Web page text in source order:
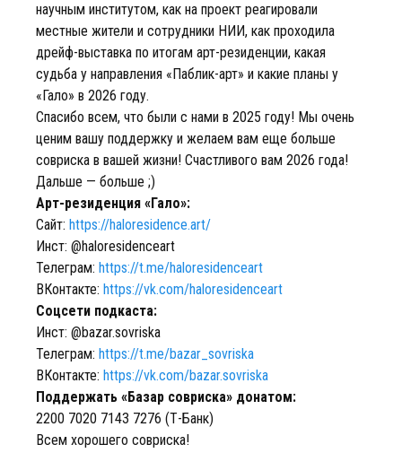
научным институтом, как на проект реагировали
местные жители и сотрудники НИИ, как проходила
дрейф-выставка по итогам арт-резиденции, какая
судьба у направления «Паблик-арт» и какие планы у
«Гало» в 2026 году.
Спасибо всем, что были с нами в 2025 году! Мы очень
ценим вашу поддержку и желаем вам еще больше
совриска в вашей жизни! Счастливого вам 2026 года!
Дальше — больше ;)
Арт-резиденция «Гало»:
Сайт: https://haloresidence.art/
Инст: @haloresidenceart
Телеграм: https://t.me/haloresidenceart
ВКонтакте: https://vk.com/haloresidenceart
Соцсети подкаста:
Инст: @bazar.sovriska
Телеграм: https://t.me/bazar_sovriska
ВКонтакте: https://vk.com/bazar.sovriska
Поддержать «Базар совриска» донатом:
2200 7020 7143 7276 (Т-Банк)
Всем хорошего совриска!